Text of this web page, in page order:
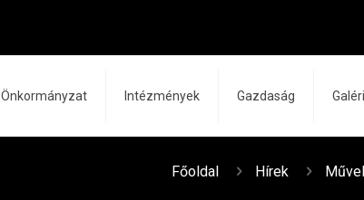
Önkormányzat Intézmények Gazdaság
Főoldal Hírek